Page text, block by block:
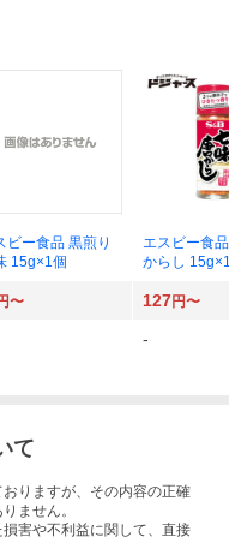
ビー食品 黒煎り
15g×1個
エスビー食
からし
〜 127円〜
-
て
りますが、その内容の正確
ません。
害や不利益に関して、直接